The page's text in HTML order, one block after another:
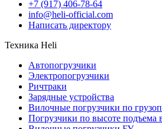
+7 (917) 406-78-64
info@heli-official.com
Написать директору
Техника Heli
Автопогрузчики
Электропогрузчики
Ричтраки
Зарядные устройства
Вилочные погрузчики по
Погрузчики по высоте подъема